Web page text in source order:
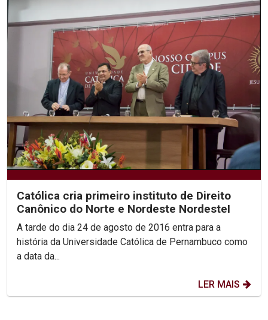
Católica cria primeiro instituto de Direito
Canônico do Norte e Nordeste NordesteI
A tarde do dia 24 de agosto de 2016 entra para a
história da Universidade Católica de Pernambuco como
a data da...
LER MAIS